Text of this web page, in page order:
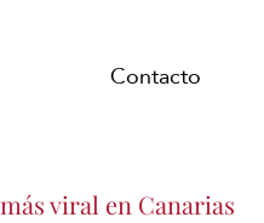
Contacto
viral en Canarias